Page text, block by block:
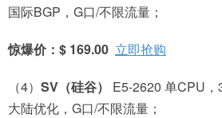
国际BGP，G口/不限流量；
惊爆价：$ 169.00 立即抢购
（4） SV （硅谷）
E5-2620 单CPU，
大陆优化，G口/不限流量；